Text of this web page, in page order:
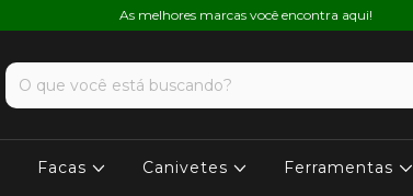
As melhores marcas você encontra aqui!
Facas Canivetes Ferramentas